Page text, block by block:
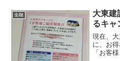
方は是
金融
大東建
るキャ
現在、
に、お
「お客